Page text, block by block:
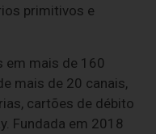
primitivos e
em mais de 160
mais de 20 canais,
cartões de débito
Fundada em 2018